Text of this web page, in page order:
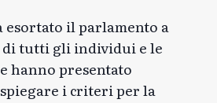
esortato il parlamento a
di tutti gli individui e le
hanno presentato
i criteri per la